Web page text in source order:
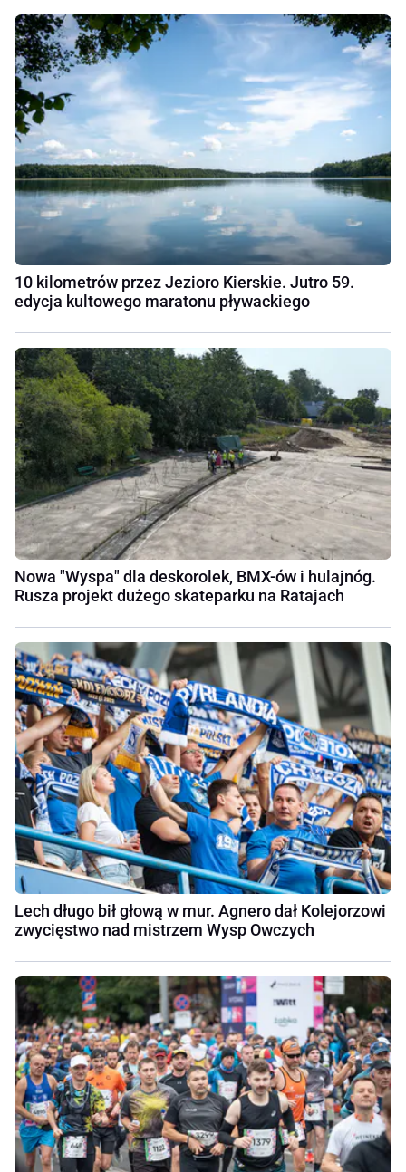
10 kilometrów przez Jezioro Kierskie. Jutro 59.
edycja kultowego maratonu pływackiego
Nowa "Wyspa" dla deskorolek, BMX-ów i hulajnóg.
Rusza projekt dużego skateparku na Ratajach
Lech długo bił głową w mur. Agnero dał Kolejorzowi
zwycięstwo nad mistrzem Wysp Owczych